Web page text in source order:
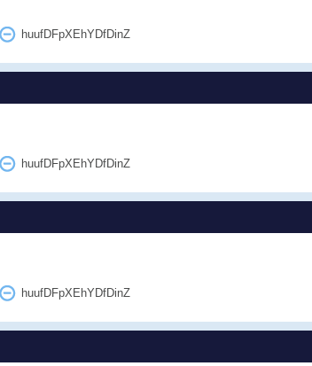
huufDFpXEhYDfDinZ
huufDFpXEhYDfDinZ
huufDFpXEhYDfDinZ